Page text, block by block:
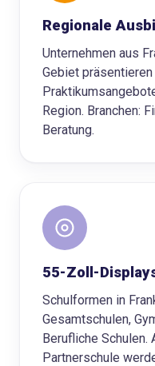
Regionale
Unternehmen aus
Gebiet
Region. Branchen:
Beratung.
55-Zoll-
Schulformen in
Gesamtschulen,
Berufliche Schulen.
Partnerschule